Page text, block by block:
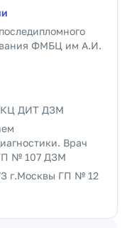
ФМБЦ им А.И.
ДИТ ДЗМ
Врач
№ 107 ДЗМ
г.Москвы ГП № 12